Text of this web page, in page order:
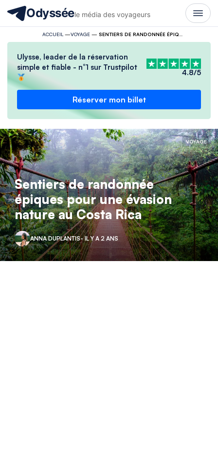
Odysséele média des voyageurs
ACCUEIL —VOYAGE—
Ulysse, leader de la réservation
simple et fiable - n°1 sur Trustpilot
4.8/5
Réserver mon billet
VOYAGE
Sentiers de randonnée
épiques pour une évasion
nature au Costa Rica
ANNA DUPLANTIS- IL Y A 2 ANS